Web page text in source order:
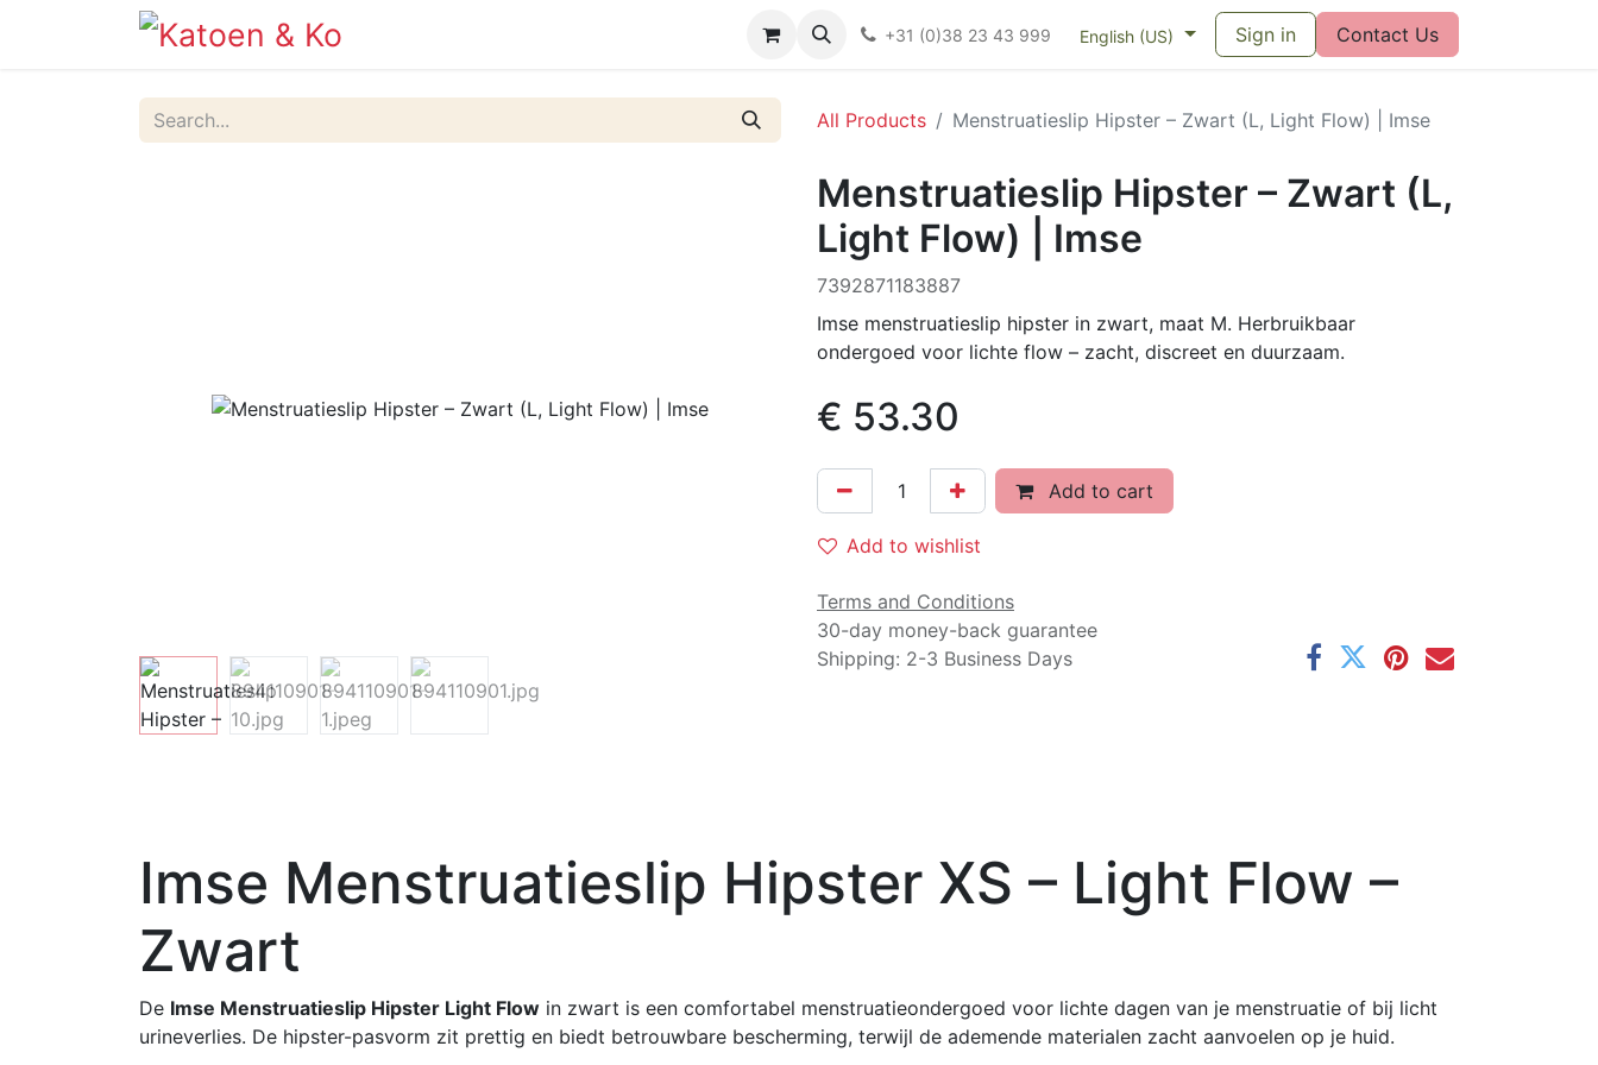
Kieswijzer nacht- en kraamverband Kieswijzer maandverband Vragen over menstruatiecups
+31 (0)38 23 43 999 English (US) Sign in Contact Us
All Products Menstruatieslip Hipster – Zwart (L, Light Flow) | Imse
Menstruatieslip Hipster – Zwart (L,
Light Flow) | Imse
‌7392871183887
Imse menstruatieslip hipster in zwart, maat M. Herbruikbaar
ondergoed voor lichte flow – zacht, discreet en duurzaam.
€ 53.30
Add to cart
Add to wishlist
Terms and Conditions
30-day money-back guarantee
Shipping: 2-3 Business Days
Imse Menstruatieslip Hipster XS – Light Flow –
Zwart
De Imse Menstruatieslip Hipster Light Flow in zwart is een comfortabel menstruatieondergoed voor lichte dagen van je menstruatie of bij licht
urineverlies. De hipster-pasvorm zit prettig en biedt betrouwbare bescherming, terwijl de ademende materialen zacht aanvoelen op je huid.